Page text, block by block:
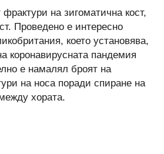
на зигоматична кост,
Проведено е интересно
което установява,
коронавирусната пандемия
е намалял броят на
на носа поради спиране на
хората.